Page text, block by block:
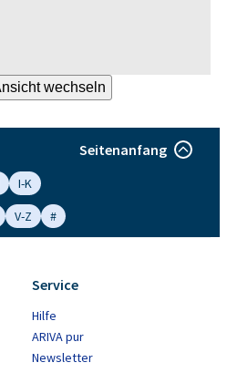
Seitenanfang
I-K
V-Z #
Service
Hilfe
ARIVA pur
Newsletter